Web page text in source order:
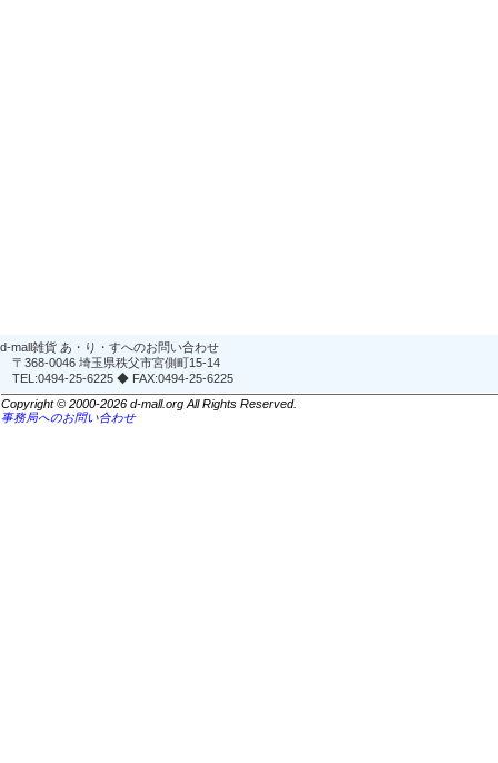
d-mall雑貨 あ・り・すへのお問い合わせ
〒368-0046 埼玉県秩父市宮側町15-14
TEL:0494-25-6225 ◆ FAX:0494-25-6225
Copyright © 2000-2026 d-mall.org All Rights Reserved.
事務局へのお問い合わせ